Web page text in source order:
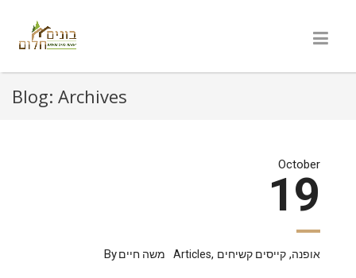
Blog: Archives
October
19
Byמשה חיים Articles, אופנה, קייסים קשיחים